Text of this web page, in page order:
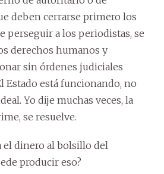
deben cerrarse primero los
perseguir a los periodistas, se
derechos humanos y
sin órdenes judiciales
Estado está funcionando, no
Yo dije muchas veces, la
se resuelve.
el dinero al bolsillo del
producir eso?